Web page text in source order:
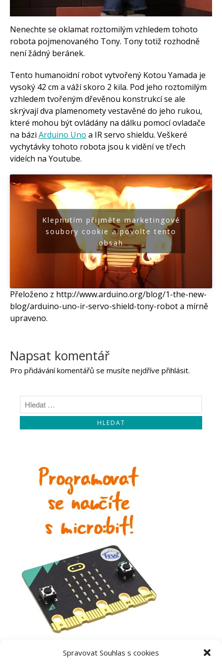
Spravovat Souhlas s cookies
Tinylab
Makeblock
Micro:bit
Videa
Koupit
Nenechte se oklamat roztomilým vzhledem tohoto
robota pojmenovaného Tony. Tony totiž rozhodně
není žádný beránek.
Tento humanoidní robot vytvořený Kotou Yamada je
vysoký 42 cm a váží skoro 2 kila. Pod jeho roztomilým
vzhledem tvořeným dřevěnou konstrukcí se ale
skrývají dva plamenomety vestavěné do jeho rukou,
které mohou být ovládány na dálku pomocí ovladače
na bázi Arduino Uno a IR servo shieldu. Veškeré
vychytávky tohoto robota jsou k vidění ve třech
videích na Youtube.
Klepnutím přijměte marketingové
soubory cookie a povolte tento
obsah
Přeloženo z http://www.arduino.org/blog/1-the-new-
blog/arduino-uno-ir-servo-shield-tony-robot a mírně
upraveno.
Napsat komentář
Pro přidávání komentářů se musíte nejdříve přihlásit.